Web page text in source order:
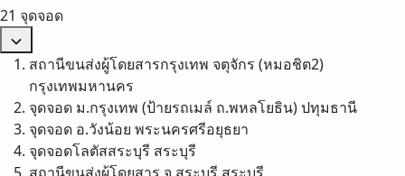
21 จุดจอด
สถานีขนส่งผู้โดยสารกรุงเทพ จตุจักร (หมอชิต2)
กรุงเทพมหานคร
จุดจอด ม.กรุงเทพ (ป้ายรถเมล์ ถ.พหลโยธิน)ปทุมธานี
จุดจอด อ.วังน้อย พระนครศรีอยุธยา
จุดจอดโลตัสสระบุรี สระบุรี